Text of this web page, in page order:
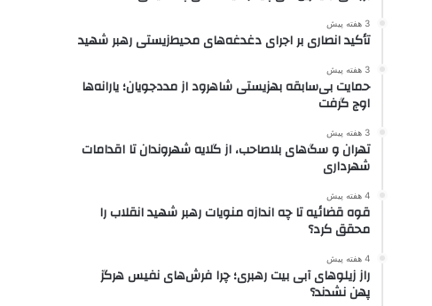
3 هفته پیش
تأکید انصاری بر اجرای دغدغه‌های محیط‌زیستی رهبر شهید
3 هفته پیش
حمایت بی‌سابقه بهزیستی شاهرود از مددجویان؛ یارانه‌ها
اوج گرفت
3 هفته پیش
تهران و سگ‌های بلاصاحب، از گلایه شهروندان تا اقدامات
شهرداری
4 هفته پیش
قوه قضائیه تا چه اندازه منویات رهبر شهید انقلاب را
محقق کرد؟
4 هفته پیش
راز زیلوهای آبی بیت رهبری؛ چرا فرش‌های نفیس هرگز
پهن نشدند؟